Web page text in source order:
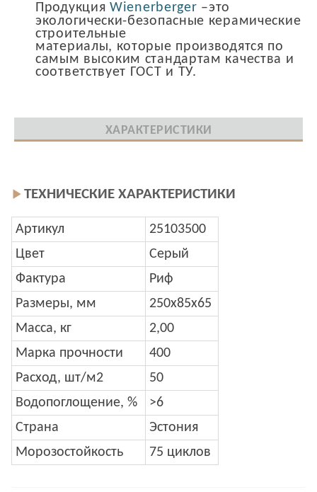
Продукция Wienerberger –это
экологически-безопасные керамические
строительные
материалы, которые производятся по
самым высоким стандартам качества и
соответствует ГОСТ и ТУ.
ХАРАКТЕРИСТИКИ
ТЕХНИЧЕСКИЕ ХАРАКТЕРИСТИКИ
Артикул
25103500
Цвет
Серый
Фактура
Риф
Размеры, мм
250x85x65
Масса, кг
2,00
Марка прочности
400
Расход, шт/м2
50
Водопоглощение, %
>6
Страна
Эстония
Морозостойкость
75 циклов